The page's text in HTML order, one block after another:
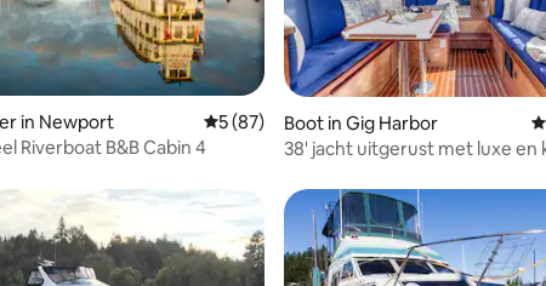
van 4,96 uit 5, 99 recensies
in Newport Gemiddelde beoordeling van 5 uit 5, 87
5 (87)
Riverboat B&B Cabin 4
Boot in Gig Harbor
38' jacht uitgerust met luxe en